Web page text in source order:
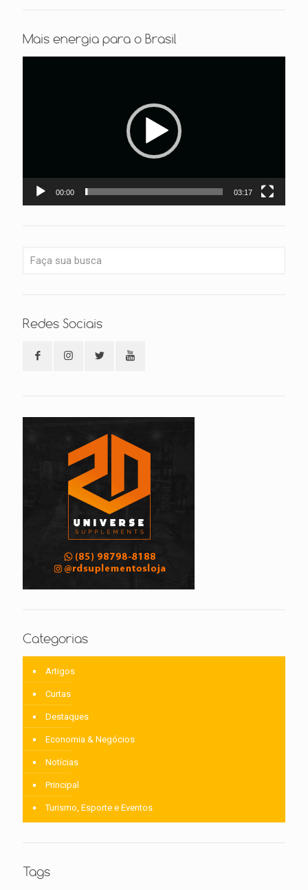
Mais energia para o Brasil
00:00 03:17
Redes Sociais
Categorias
Artigos
Curtas
Destaques
Economia & Negócios
Notícias
Principal
Turismo, Esporte e Eventos
Tags